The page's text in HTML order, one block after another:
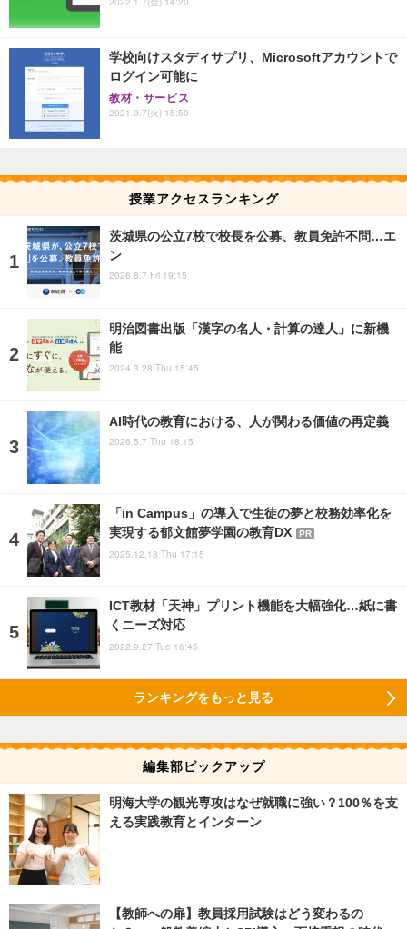
学校向けスタディサプリ、Microsoftアカウントで
ログイン可能に
教材・サービス
2021.9.7(火) 15:50
授業アクセスランキング
茨城県の公立7校で校長を公募、教員免許不問…エ
ン
2026.8.7 Fri 19:15
明治図書出版「漢字の名人・計算の達人」に新機
能
2024.3.28 Thu 15:45
AI時代の教育における、人が関わる価値の再定義
2026.5.7 Thu 18:15
「in Campus」の導入で生徒の夢と校務効率化を
実現する郁文館夢学園の教育DX
PR
2025.12.18 Thu 17:15
ICT教材「天神」プリント機能を大幅強化…紙に書
くニーズ対応
2022.9.27 Tue 16:45
ランキングをもっと見る
編集部ピックアップ
明海大学の観光専攻はなぜ就職に強い？100％を支
える実践教育とインターン
【教師への扉】教員採用試験はどう変わるの